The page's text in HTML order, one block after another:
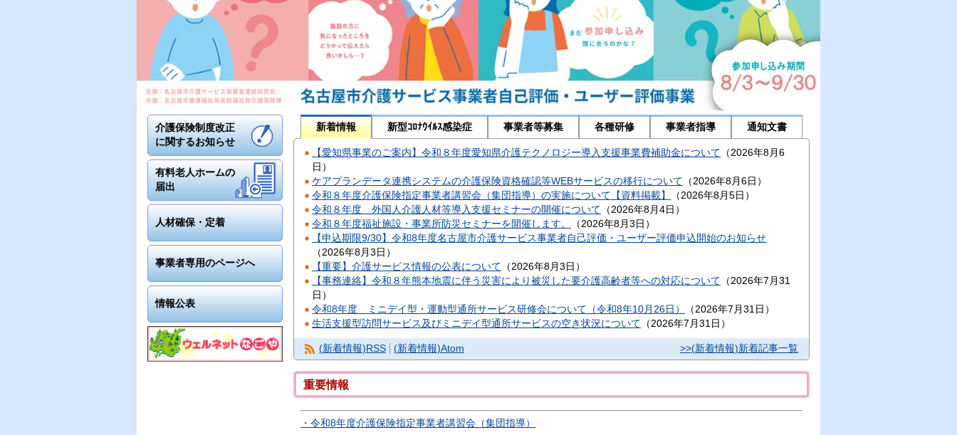
新着情報 新型ｺﾛﾅｳｲﾙｽ感染症 事業者等募集 各種研修 事業者指導 通知文書
【愛知県事業のご案内】令和８年度愛知県介護テクノロジー導入支援事業費補助金について （2026年8月6
日 ）
ケアプランデータ連携システムの介護保険資格確認等WEBサービスの移行について （2026年8月6日 ）
令和８年度介護保険指定事業者講習会（集団指導）の実施について【資料掲載】
（2026年8月5日 ）
令和８年度 外国人介護人材等導入支援セミナーの開催について （2026年8月4日 ）
令和８年度福祉施設・事業所防災セミナーを開催します。
（2026年8月3日 ）
【申込期限9/30】令和8年度名古屋市介護サービス事業者自己評価・ユーザー評価申込開始のお知らせ
（2026年8月3日 ）
【重要】介護サービス情報の公表について （2026年8月3日 ）
【事務連絡】令和８年熊本地震に伴う災害により被災した要介護高齢者等への対応について （2026年7月31
日 ）
令和8年度 ミニデイ型・運動型通所サービス研修会について（令和8年10月26日）
（2026年7月31日 ）
生活支援型訪問サービス及びミニデイ型通所サービスの空き状況について （2026年7月31日 ）
(新着情報) RSS (新着情報)Atom >>(新着情報)新着記事一覧
重要情報
・令和8年度介護保険指定事業者講習会（集団指導）
介護保険制度改正
に関するお知らせ
有料老人ホームの
届出
人材確保・定着
事業者専用のページへ
情報公表